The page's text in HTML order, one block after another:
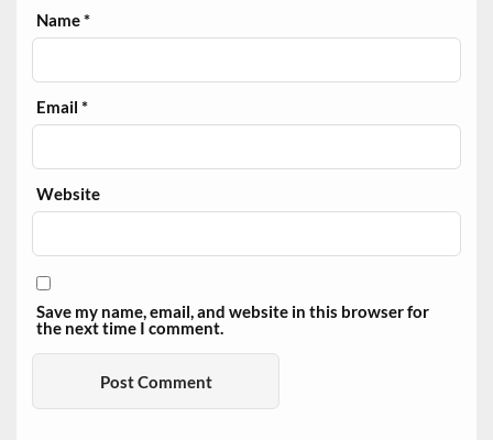
Name*
Email*
Website
Save my name, email, and website in this browser for
the next time I comment.